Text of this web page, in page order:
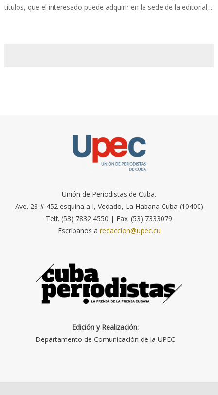
títulos, que el interesado puede adquirir en la sede de la editorial,...
Unión de Periodistas de Cuba.
Ave. 23 # 452 esquina a I, Vedado, La Habana Cuba (10400)
Telf. (53) 7832 4550 | Fax: (53) 7333079
Escríbanos a redaccion@upec.cu
Edición y Realización:
Departamento de Comunicación de la UPEC